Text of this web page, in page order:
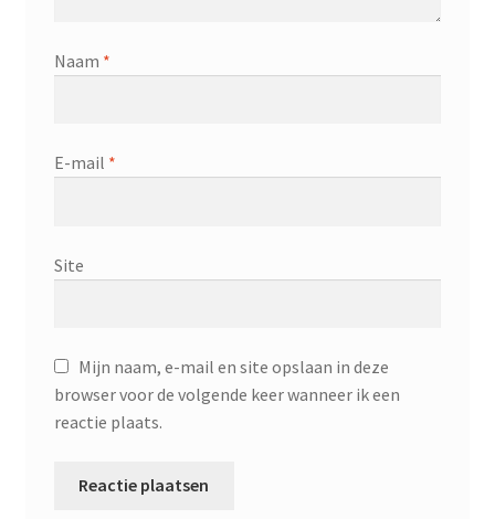
Naam *
E-mail *
Site
Mijn naam, e-mail en site opslaan in deze
browser voor de volgende keer wanneer ik een
reactie plaats.